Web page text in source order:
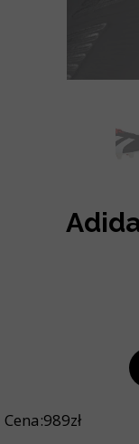
Cena:989zł